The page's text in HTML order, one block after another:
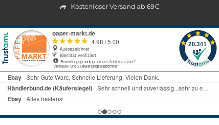
Kostenloser Versand ab 69€